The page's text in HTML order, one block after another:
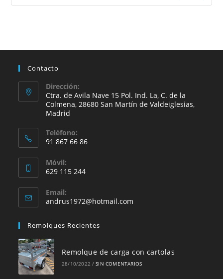
Contacto
Dirección:
Ctra. de Avila Nave 15 Pol. Ind. La, C. de la
Colmena, 28680 San Martín de Valdeiglesias,
Madrid
Teléfono:
91 867 66 86
abre
en
tu
aplicación
Móvil:
629 115 244
abre
en
aplicación
Email:
andrus1972@hotmail.com
Remolques Recientes
Remolque de carga con cartolas
28/10/2022 / SIN COMENTARIOS